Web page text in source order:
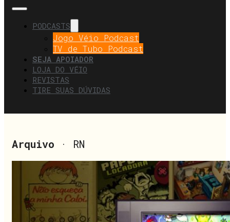
PODCASTS
Jogo Véio Podcast
TV de Tubo Podcast
SEJA APOIADOR
LOJA DO VÉIO
REVISTAS
TIRE SUAS DÚVIDAS
Arquivo · RN